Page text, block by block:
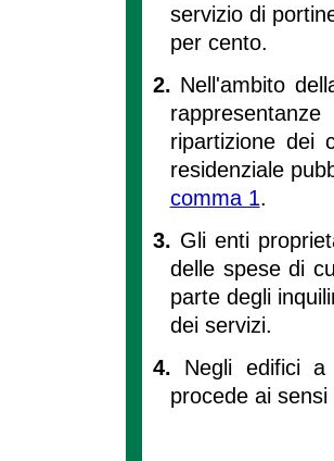
servizio di
per cento.
2. Nell'ambito
ripartizione dei
residenziale
comma 1.
3. Gli enti
delle spese di
parte degli
dei servizi.
4. Negli edifici
procede ai sensi